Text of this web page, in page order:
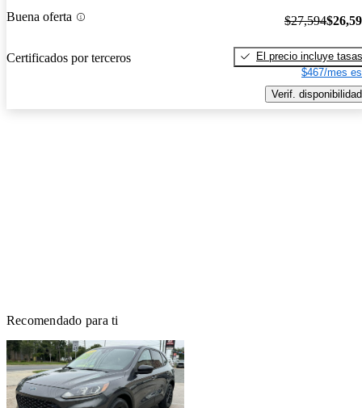
Buena oferta
Certificados por terceros
$27,594
El precio incluye tasas
$467/mes
Verif. disponibilidad
Recomendado para ti